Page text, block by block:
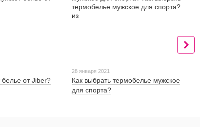
от Jiber?
28 января 2021
Как выбрать термобелье мужское
для спорта?